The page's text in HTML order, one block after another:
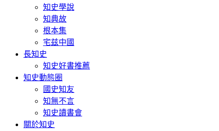
知史學說
知典故
根本集
宅兹中國
長知史
知史好書推薦
知史動態圈
國史知友
知無不言
知史讀書會
關於知史